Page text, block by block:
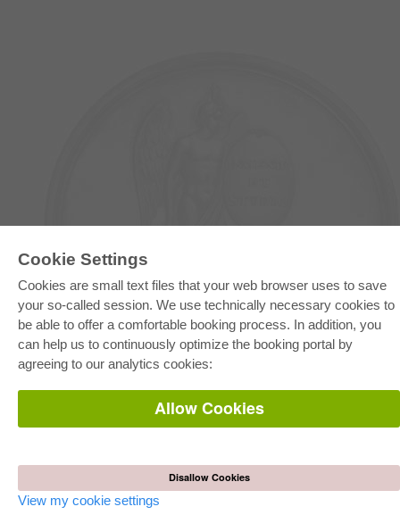
Cookie Settings
Cookies are small text files that your web browser uses to save
your so-called session. We use technically necessary cookies to
be able to offer a comfortable booking process. In addition, you
can help us to continuously optimize the booking portal by
agreeing to our analytics cookies:
Allow Cookies
Disallow Cookies
View my cookie settings
E-COLLECTION
Full Package
Pick & Choose
E-Book Delivery
Terms
Publish dissertation
Publish habilitation